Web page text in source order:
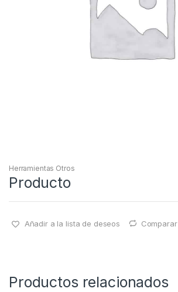
Herramientas Otros
Producto
Añadir a la lista de deseos Comparar
Productos relacionados